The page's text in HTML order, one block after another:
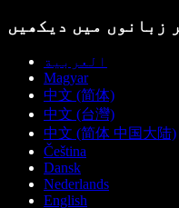
زبانوں میں دیکھیں
العربية
Magyar
中文 (简体)
中文 (台灣)
中文 (简体 中国大陆)
Čeština
Dansk
Nederlands
English